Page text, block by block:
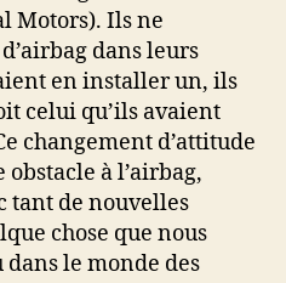
Motors). Ils ne
dans leurs
en installer un, ils
celui qu’ils avaient
changement d’attitude
à l’airbag,
tant de nouvelles
chose que nous
le monde des